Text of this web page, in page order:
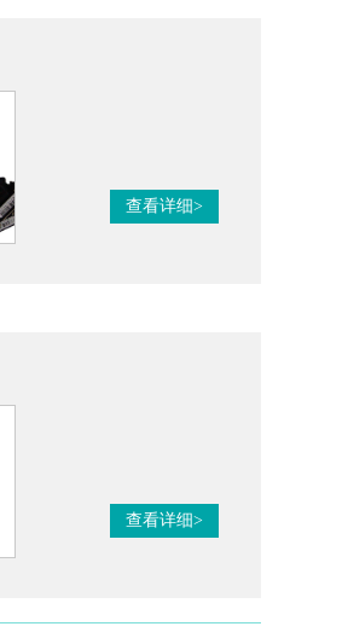
查看详细>
查看详细>